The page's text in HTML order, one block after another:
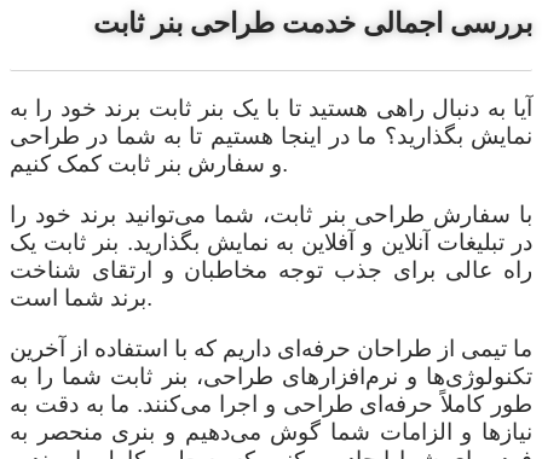
بررسی اجمالی خدمت طراحی بنر ثابت
آیا به دنبال راهی هستید تا با یک بنر ثابت برند خود را به
نمایش بگذارید؟ ما در اینجا هستیم تا به شما در طراحی
و سفارش بنر ثابت کمک کنیم.
با سفارش طراحی بنر ثابت، شما می‌توانید برند خود را
در تبلیغات آنلاین و آفلاین به نمایش بگذارید. بنر ثابت یک
راه عالی برای جذب توجه مخاطبان و ارتقای شناخت
برند شما است.
ما تیمی از طراحان حرفه‌ای داریم که با استفاده از آخرین
تکنولوژی‌ها و نرم‌افزارهای طراحی، بنر ثابت شما را به
طور کاملاً حرفه‌ای طراحی و اجرا می‌کنند. ما به دقت به
نیازها و الزامات شما گوش می‌دهیم و بنری منحصر به